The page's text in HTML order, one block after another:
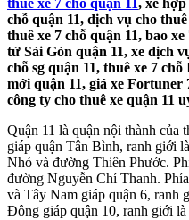
thuê xe 7 chỗ quận 11, xe
chỗ quận 11, dịch vụ cho
thuê xe 7 chỗ quận 11, bao
từ Sài Gòn quận 11, xe dịch
chỗ sg quận 11, thuê xe 7
mới quận 11, giá xe Fortuner
công ty cho thuê xe quận 11
Quận 11 là quận nội thành
giáp quận Tân Bình, ranh giới
Nhỏ và đường Thiên Phước.
đường Nguyễn Chí Thanh.
và Tây Nam giáp quận 6, ranh
Đông giáp quận 10, ranh giới